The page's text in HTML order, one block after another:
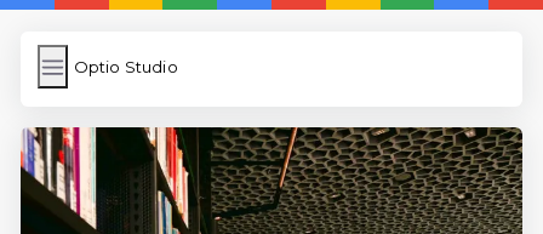
Optio Studio
Optio Studio
Subir Imagen
Wordpress Cache